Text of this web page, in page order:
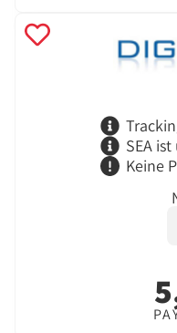
SEA
Keine